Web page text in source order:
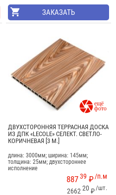
ЗАКАЗАТЬ

ДВУХСТОРОННЯЯ ТЕРРАСНАЯ ДОСКА
ИЗ ДПК «LECOLE» СЕЛЕКТ. СВЕТЛО-
КОРИЧНЕВАЯ [3 М.]
длина: 3000мм; ширина: 145мм;
толщина: 25мм; двухстороннее
исполнение
/п.м
88739 ₽
/шт.
2662 20 ₽